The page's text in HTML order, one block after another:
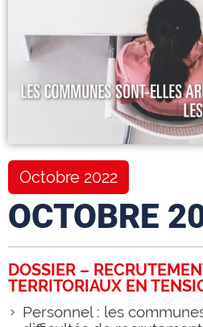
Octobre 2022
OCTOBRE
DOSSIER –
TERRITORIAUX EN
Personnel : les